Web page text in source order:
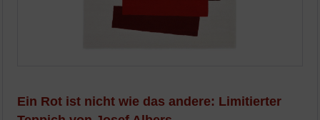
Ein Rot ist nicht wie das andere: Limitierter